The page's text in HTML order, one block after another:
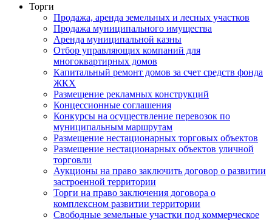
Торги
Продажа, аренда земельных и лесных участков
Продажа муниципального имущества
Аренда муниципальной казны
Отбор управляющих компаний для
многоквартирных домов
Капитальный ремонт домов за счет средств фонда
ЖКХ
Размещение рекламных конструкций
Концессионные соглашения
Конкурсы на осуществление перевозок по
муниципальным маршрутам
Размещение нестационарных торговых объектов
Размещение нестационарных объектов уличной
торговли
Аукционы на право заключить договор о развитии
застроенной территории
Торги на право заключения договора о
комплексном развитии территории
Свободные земельные участки под коммерческое